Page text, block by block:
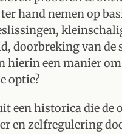
hand nemen op
doorbreking van de
hierin een manier
optie?
een historica die de
en zelfregulering